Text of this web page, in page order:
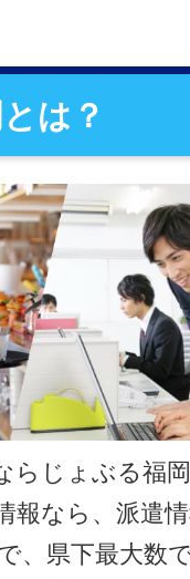
は？
らじょぶる福
報なら、派遣
、県下最大数